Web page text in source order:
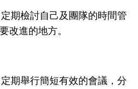
定期檢討自己及團隊的時間管
改進的地方。
定期舉行簡短有效的會議，分